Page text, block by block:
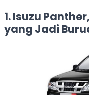
1. Isuzu
yang Jadi